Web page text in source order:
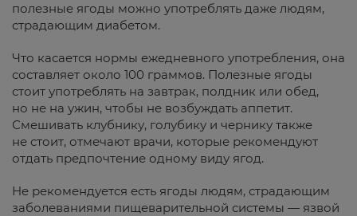
полезные ягоды можно употреблять даже людям,
страдающим диабетом.
Что касается нормы ежедневного употребления, она
составляет около 100 граммов. Полезные ягоды
стоит употреблять на завтрак, полдник или обед,
но не на ужин, чтобы не возбуждать аппетит.
Смешивать клубнику, голубику и чернику также
не стоит, отмечают врачи, которые рекомендуют
отдать предпочтение одному виду ягод.
Не рекомендуется есть ягоды людям, страдающим
заболеваниями пищеварительной системы — язвой